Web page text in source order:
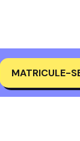
MATRICULE-